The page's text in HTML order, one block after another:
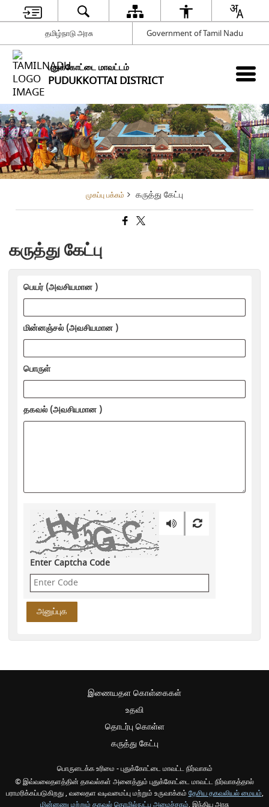
தமிழ்நாடு அரசு Government of Tamil Nadu
புதுக்கோட்டை மாவட்டம்
PUDUKKOTTAI DISTRICT
முகப்பு பக்கம் கருத்து கேட்பு
கருத்து கேட்பு
பெயர் (அவசியமான )
மின்னஞ்சல் (அவசியமான )
பொருள்
தகவல் (அவசியமான )
Enter Captcha Code
இணையதள கொள்கைகள்
உதவி
தொடர்பு கொள்ள
கருத்து கேட்பு
பொருளடக்க உரிமை - புதுக்கோட்டை மாவட்ட நிர்வாகம்
© இவ்வலைதளத்தின் தகவல்கள் அனைத்தும் புதுக்கோட்டை மாவட்ட நிர்வாகத்தால்
பராமரிக்கப்படுகிறது , வலைதள வடிவமைப்பு மற்றும் உருவாக்கம் தேசிய தகவலியல் மையம்,
மின்னணு மற்றும் தகவல் தொழில்நுட்ப அமைச்சகம், இந்திய அரசு